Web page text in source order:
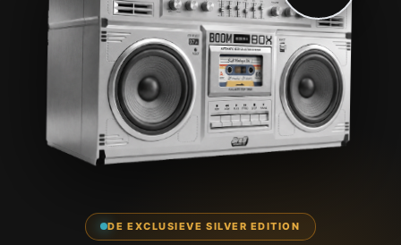
DE EXCLUSIEVE SILVER EDITION